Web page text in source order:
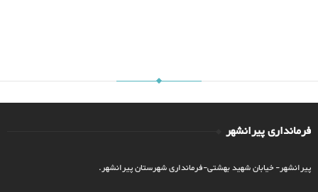
فرمانداری پیرانشهر
پیرانشهر- خیابان شهید بهشتی-فرمانداری شهرستان پیرانشهر.